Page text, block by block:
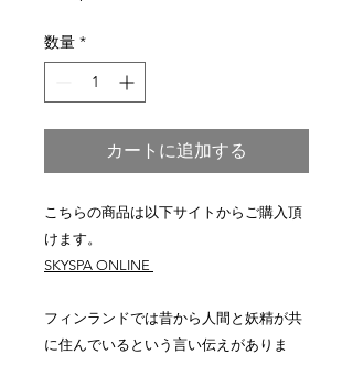
数量 *
カートに追加する
こちらの商品は以下サイトからご購入頂
けます。
SKYSPA ONLINE
フィンランドでは昔から人間と妖精が共
に住んでいるという言い伝えがありま